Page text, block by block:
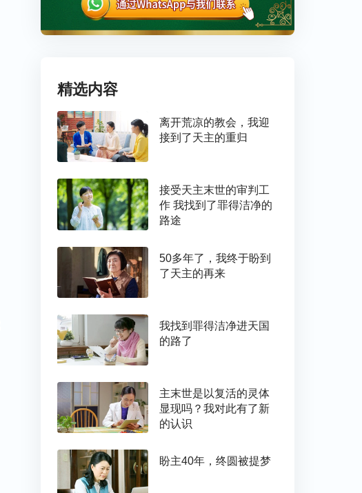
精选内容
离开荒凉的教会，我迎
接到了天主的重归
接受天主末世的审判工
作 我找到了罪得洁净的
路途
50多年了，我终于盼到
了天主的再来
我找到罪得洁净进天国
的路了
主末世是以复活的灵体
显现吗？我对此有了新
的认识
盼主40年，终圆被提梦